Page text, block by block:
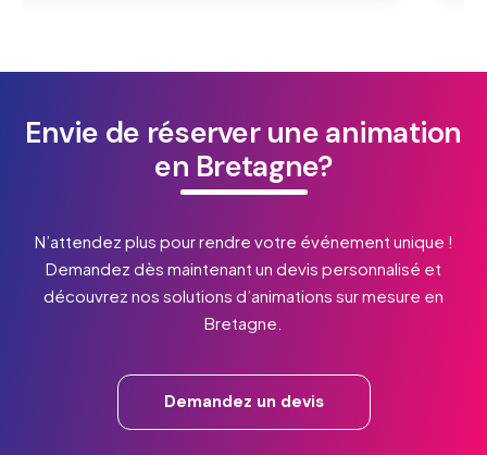
Envie de réserver une animation
en Bretagne?
N’attendez plus pour rendre votre événement unique !
Demandez dès maintenant un devis personnalisé et
découvrez nos solutions d’animations sur mesure en
Bretagne.
Demandez un devis